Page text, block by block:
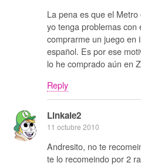
La pena es que el
yo tenga problemas
comprarme un juego en
español. Es por ese
lo he comprado aún en
Reply
Linkale2
11 octubre 2010
Andresito, no te
te lo recomeindo por 2